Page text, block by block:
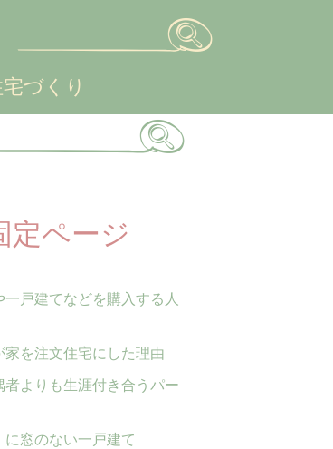
索:
づくり
定ページ
一戸建てなどを購入する人
家を注文住宅にした理由
者よりも生涯付き合うパー
窓のない一戸建て